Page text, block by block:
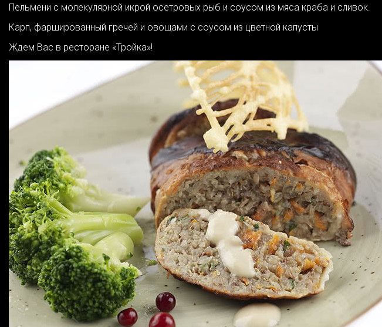
Пельмени с молекулярной икрой осетровых рыб и соусом из мяса краба и сливок.
Карп, фаршированный гречей и овощами с соусом из цветной капусты
Ждем Вас в ресторане «Тройка»!